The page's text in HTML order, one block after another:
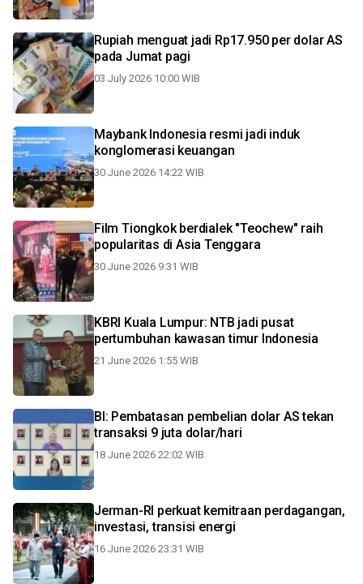
Rupiah menguat jadi Rp17.950 per dolar AS
pada Jumat pagi
03 July 2026 10:00 WIB
Maybank Indonesia resmi jadi induk
konglomerasi keuangan
30 June 2026 14:22 WIB
Film Tiongkok berdialek "Teochew" raih
popularitas di Asia Tenggara
30 June 2026 9:31 WIB
KBRI Kuala Lumpur: NTB jadi pusat
pertumbuhan kawasan timur Indonesia
21 June 2026 1:55 WIB
BI: Pembatasan pembelian dolar AS tekan
transaksi 9 juta dolar/hari
18 June 2026 22:02 WIB
Jerman-RI perkuat kemitraan perdagangan,
investasi, transisi energi
16 June 2026 23:31 WIB